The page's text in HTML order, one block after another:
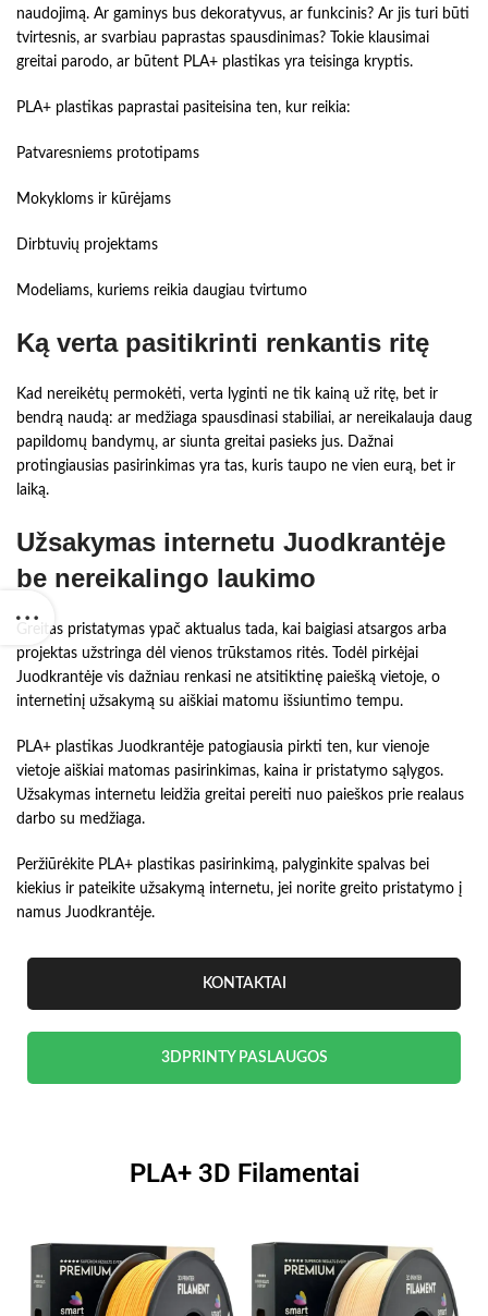
naudojimą. Ar gaminys bus dekoratyvus, ar funkcinis? Ar jis turi būti
tvirtesnis, ar svarbiau paprastas spausdinimas? Tokie klausimai
greitai parodo, ar būtent PLA+ plastikas yra teisinga kryptis.
PLA+ plastikas paprastai pasiteisina ten, kur reikia:
Patvaresniems prototipams
Mokykloms ir kūrėjams
Dirbtuvių projektams
Modeliams, kuriems reikia daugiau tvirtumo
Ką verta pasitikrinti renkantis ritę
Kad nereikėtų permokėti, verta lyginti ne tik kainą už ritę, bet ir
bendrą naudą: ar medžiaga spausdinasi stabiliai, ar nereikalauja daug
papildomų bandymų, ar siunta greitai pasieks jus. Dažnai
protingiausias pasirinkimas yra tas, kuris taupo ne vien eurą, bet ir
laiką.
Užsakymas internetu Juodkrantėje
be nereikalingo laukimo
Greitas pristatymas ypač aktualus tada, kai baigiasi atsargos arba
projektas užstringa dėl vienos trūkstamos ritės. Todėl pirkėjai
Juodkrantėje vis dažniau renkasi ne atsitiktinę paiešką vietoje, o
internetinį užsakymą su aiškiai matomu išsiuntimo tempu.
PLA+ plastikas Juodkrantėje patogiausia pirkti ten, kur vienoje
vietoje aiškiai matomas pasirinkimas, kaina ir pristatymo sąlygos.
Užsakymas internetu leidžia greitai pereiti nuo paieškos prie realaus
darbo su medžiaga.
Peržiūrėkite PLA+ plastikas pasirinkimą, palyginkite spalvas bei
kiekius ir pateikite užsakymą internetu, jei norite greito pristatymo į
namus Juodkrantėje.
KONTAKTAI
3DPRINTY PASLAUGOS
PLA+ 3D Filamentai